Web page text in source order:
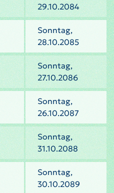
29.10.2084
Sonntag,
28.10.2085
Sonntag,
27.10.2086
Sonntag,
26.10.2087
Sonntag,
31.10.2088
Sonntag,
30.10.2089